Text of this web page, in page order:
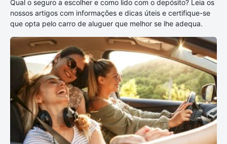
Qual o seguro a escolher e como lido com o depósito? Leia os
nossos artigos com informações e dicas úteis e certifique-se
que opta pelo carro de aluguer que melhor se lhe adequa.